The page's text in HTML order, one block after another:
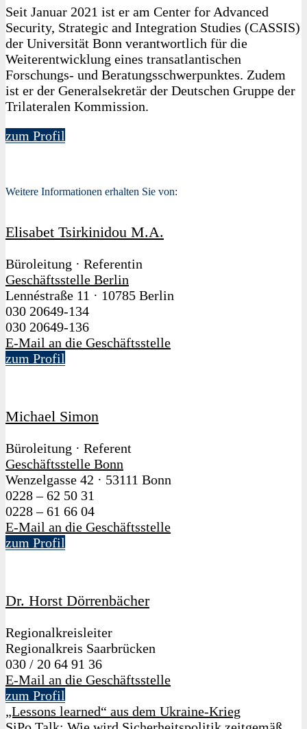
Seit Januar 2021 ist er am Center for Advanced
Security, Strategic and Integration Studies (CASSIS)
der Universität Bonn verantwortlich für die
Weiterentwicklung eines transatlantischen
Forschungs- und Beratungsschwerpunktes. Zudem
ist er der Generalsekretär der Deutschen Gruppe der
Trilateralen Kommission.
zum Profil
Weitere Informationen erhalten Sie von:
Elisabet Tsirkinidou M.A.
Büroleitung · Referentin
Geschäftsstelle Berlin
Lennéstraße 11 · 10785 Berlin
030 20649-134
030 20649-136
E-Mail an die Geschäftsstelle
zum Profil
Michael Simon
Büroleitung · Referent
Geschäftsstelle Bonn
Wenzelgasse 42 · 53111 Bonn
0228 – 62 50 31
0228 – 61 66 04
E-Mail an die Geschäftsstelle
zum Profil
Dr. Horst Dörrenbächer
Regionalkreisleiter
Regionalkreis Saarbrücken
030 / 20 64 91 36
E-Mail an die Geschäftsstelle
zum Profil
„Lessons learned“ aus dem Ukraine-Krieg